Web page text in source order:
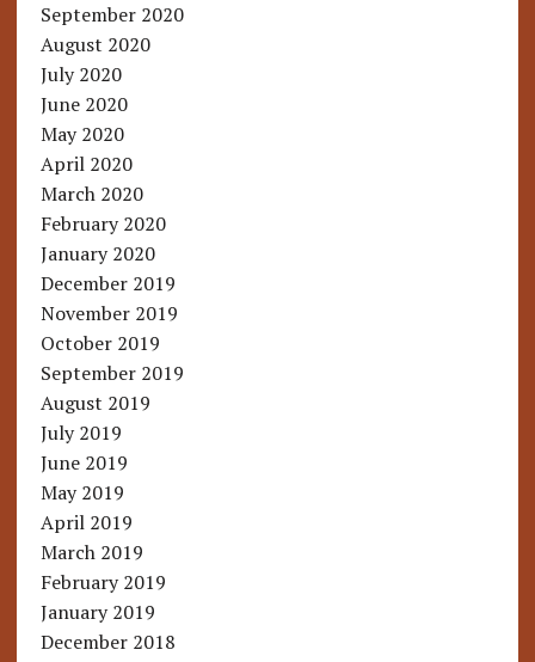
September 2020
August 2020
July 2020
June 2020
May 2020
April 2020
March 2020
February 2020
January 2020
December 2019
November 2019
October 2019
September 2019
August 2019
July 2019
June 2019
May 2019
April 2019
March 2019
February 2019
January 2019
December 2018